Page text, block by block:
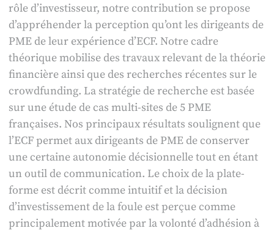
rôle d’investisseur, notre contribution se propose
d’appréhender la perception qu’ont les dirigeants de
PME de leur expérience d’ECF. Notre cadre
théorique mobilise des travaux relevant de la théorie
financière ainsi que des recherches récentes sur le
crowdfunding. La stratégie de recherche est basée
sur une étude de cas multi-sites de 5 PME
françaises. Nos principaux résultats soulignent que
l’ECF permet aux dirigeants de PME de conserver
une certaine autonomie décisionnelle tout en étant
un outil de communication. Le choix de la plate-
forme est décrit comme intuitif et la décision
d’investissement de la foule est perçue comme
principalement motivée par la volonté d’adhésion à